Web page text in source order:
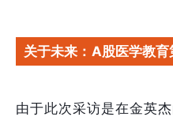
关于未来：A股医学教育
由于此次采访是在金英